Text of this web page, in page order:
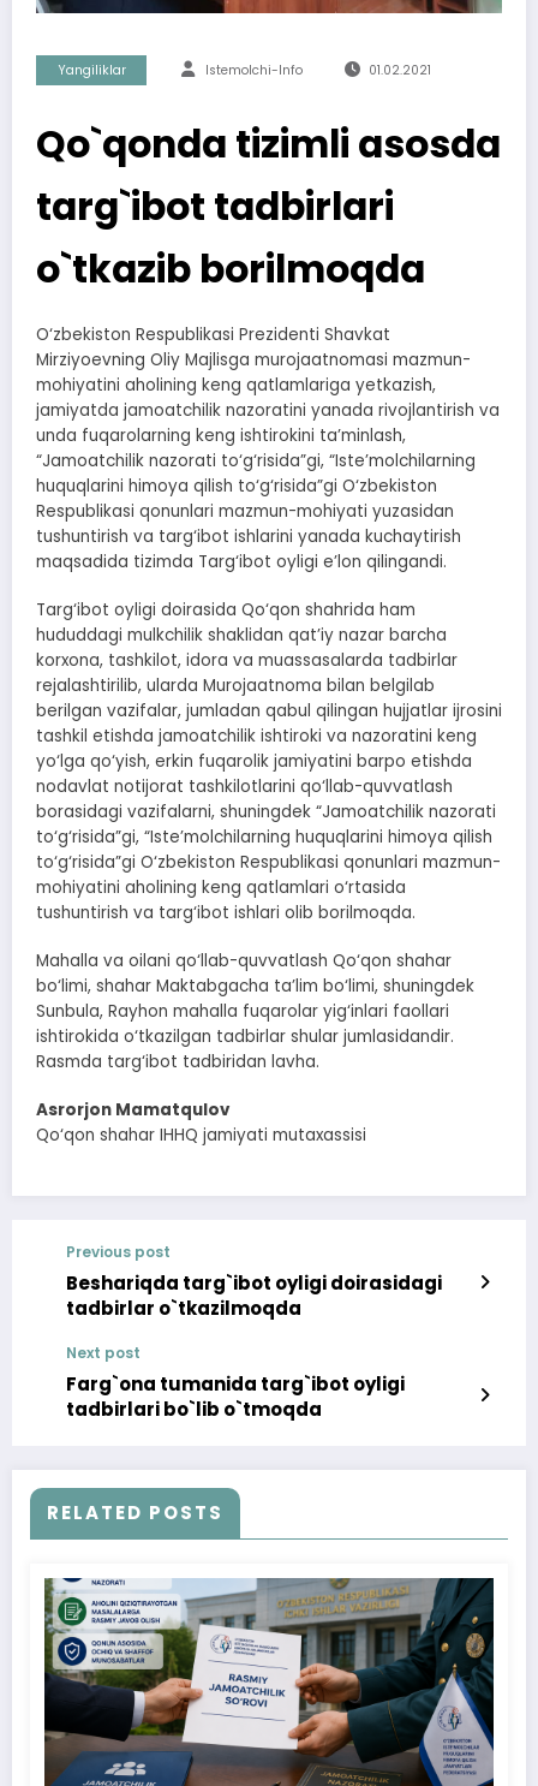
Yangiliklar Istemolchi-Info 01.02.2021
Qo`qonda tizimli asosda
targ`ibot tadbirlari
o`tkazib borilmoqda
O‘zbekiston Respublikasi Prezidenti Shavkat
Mirziyoevning Oliy Majlisga murojaatnomasi mazmun-
mohiyatini aholining keng qatlamlariga yetkazish,
jamiyatda jamoatchilik nazoratini yanada rivojlantirish va
unda fuqarolarning keng ishtirokini ta’minlash,
“Jamoatchilik nazorati to‘g‘risida”gi, “Iste’molchilarning
huquqlarini himoya qilish to‘g‘risida”gi O‘zbekiston
Respublikasi qonunlari mazmun-mohiyati yuzasidan
tushuntirish va targ‘ibot ishlarini yanada kuchaytirish
maqsadida tizimda Targ‘ibot oyligi e’lon qilingandi.
Targ‘ibot oyligi doirasida Qo‘qon shahrida ham
hududdagi mulkchilik shaklidan qat’iy nazar barcha
korxona, tashkilot, idora va muassasalarda tadbirlar
rejalashtirilib, ularda Murojaatnoma bilan belgilab
berilgan vazifalar, jumladan qabul qilingan hujjatlar ijrosini
tashkil etishda jamoatchilik ishtiroki va nazoratini keng
yo‘lga qo‘yish, erkin fuqarolik jamiyatini barpo etishda
nodavlat notijorat tashkilotlarini qo‘llab-quvvatlash
borasidagi vazifalarni, shuningdek “Jamoatchilik nazorati
to‘g‘risida”gi, “Iste’molchilarning huquqlarini himoya qilish
to‘g‘risida”gi O‘zbekiston Respublikasi qonunlari mazmun-
mohiyatini aholining keng qatlamlari o‘rtasida
tushuntirish va targ‘ibot ishlari olib borilmoqda.
Mahalla va oilani qo‘llab-quvvatlash Qo‘qon shahar
bo‘limi, shahar Maktabgacha ta’lim bo‘limi, shuningdek
Sunbula, Rayhon mahalla fuqarolar yig‘inlari faollari
ishtirokida o‘tkazilgan tadbirlar shular jumlasidandir.
Rasmda targ‘ibot tadbiridan lavha.
Asrorjon Mamatqulov
Qo‘qon shahar IHHQ jamiyati mutaxassisi
Previous post
Beshariqda targ`ibot oyligi doirasidagi
tadbirlar o`tkazilmoqda
Next post
Farg`ona tumanida targ`ibot oyligi
tadbirlari bo`lib o`tmoqda
RELATED POSTS